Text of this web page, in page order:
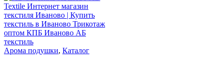
Арома подушки, Каталог